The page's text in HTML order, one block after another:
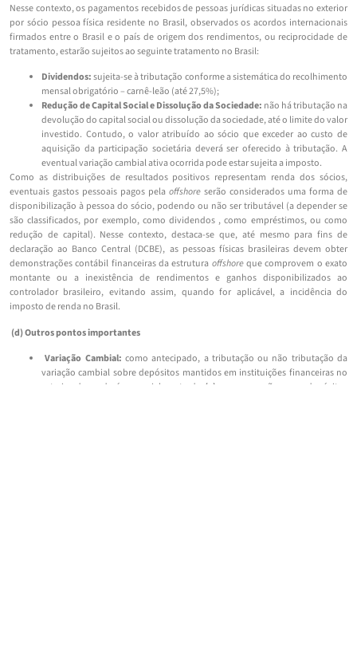
Nesse contexto, os pagamentos recebidos de pessoas jurídicas situadas no exterior
por sócio pessoa física residente no Brasil, observados os acordos internacionais
firmados entre o Brasil e o país de origem dos rendimentos, ou reciprocidade de
tratamento, estarão sujeitos ao seguinte tratamento no Brasil:
Dividendos:sujeita-se à tributação conforme a sistemática do recolhimento
mensal obrigatório – carnê-leão (até 27,5%);
Redução de Capital Social e Dissolução da Sociedade: não há tributação na
devolução do capital social ou dissolução da sociedade, até o limite do valor
investido. Contudo, o valor atribuído ao sócio que exceder ao custo de
aquisição da participação societária deverá ser oferecido à tributação. A
eventual variação cambial ativa ocorrida pode estar sujeita a imposto.
Como as distribuições de resultados positivos representam renda dos sócios,
eventuais gastos pessoais pagos pela offshore serão considerados uma forma de
disponibilização à pessoa do sócio, podendo ou não ser tributável (a depender se
são classificados, por exemplo, como dividendos , como empréstimos, ou como
redução de capital). Nesse contexto, destaca-se que, até mesmo para fins de
declaração ao Banco Central (DCBE), as pessoas físicas brasileiras devem obter
demonstrações contábil financeiras da estrutura offshoreque comprovem o exato
montante ou a inexistência de rendimentos e ganhos disponibilizados ao
controlador brasileiro, evitando assim, quando for aplicável, a incidência do
imposto de renda no Brasil.
(d) Outros pontos importantes
Variação Cambial: como antecipado, a tributação ou não tributação da
variação cambial sobre depósitos mantidos em instituições financeiras no
exterior dependerá essencialmente de (a) serem ou não esses depósitos